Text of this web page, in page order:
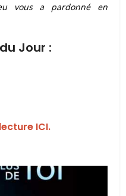
vous a pardonné en
Jour :
ICI.